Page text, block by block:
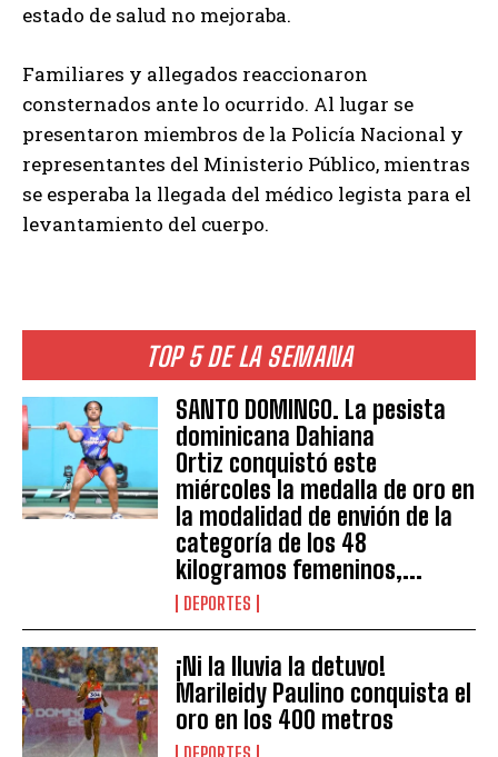
TOP 5 DE LA SEMANA
SANTO DOMINGO. La pesista
dominicana Dahiana
Ortiz conquistó este
miércoles la medalla de oro en
la modalidad de envión de la
categoría de los 48
kilogramos femeninos,...
DEPORTES
¡Ni la lluvia la detuvo!
Marileidy Paulino conquista el
oro en los 400 metros
DEPORTES
estado de salud no mejoraba.
Familiares y allegados reaccionaron
consternados ante lo ocurrido. Al lugar se
presentaron miembros de la Policía Nacional y
representantes del Ministerio Público, mientras
se esperaba la llegada del médico legista para el
levantamiento del cuerpo.